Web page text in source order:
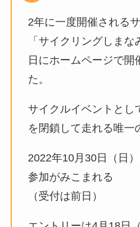
2年に一度開催される
「サイクリングしま
日にホームページで開
た。
サイクルイベントとし
を閉鎖して走れる唯一
2022年10月30日（日
参加がみこまれる
（受付は前日）